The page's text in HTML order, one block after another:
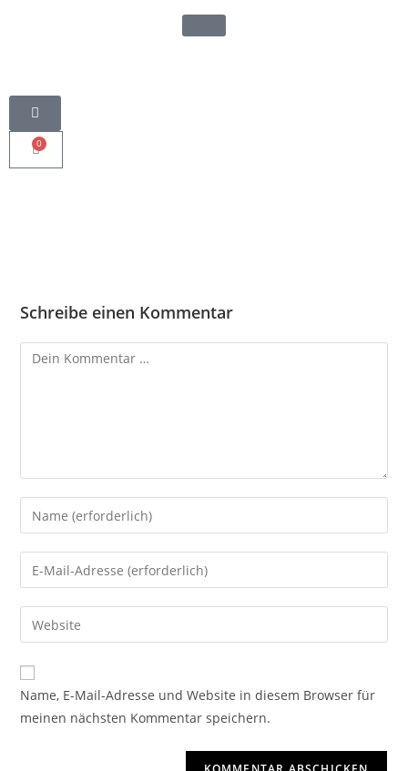
0
Schreibe einen Kommentar
Name, E-Mail-Adresse und Website in diesem Browser für
meinen nächsten Kommentar speichern.